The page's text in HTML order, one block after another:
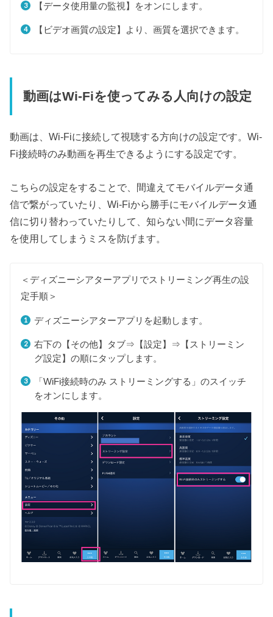
【データ使用量の監視】をオンにします。
【ビデオ画質の設定】より、画質を選択できます。
動画はWi-Fiを使ってみる人向けの設定
動画は、Wi-Fiに接続して視聴する方向けの設定です。Wi-
Fi接続時のみ動画を再生できるようにする設定です。
こちらの設定をすることで、間違えてモバイルデータ通
信で繋がっていたり、Wi-Fiから勝手にモバイルデータ通
信に切り替わっていたりして、知らない間にデータ容量
を使用してしまうミスを防げます。
＜ディズニーシアターアプリでストリーミング再生の設
定手順＞
ディズニーシアターアプリを起動します。
右下の【その他】タブ⇒【設定】⇒【ストリーミン
グ設定】の順にタップします。
「WiFi接続時のみ ストリーミングする」のスイッチ
をオンにします。